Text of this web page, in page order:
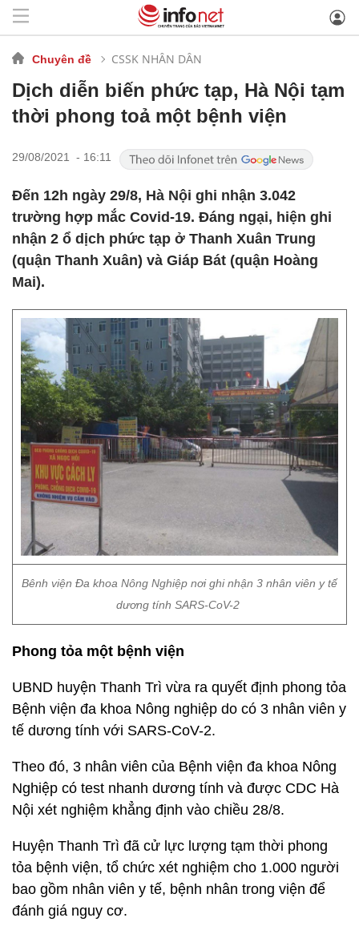
Chuyên đề CSSK NHÂN DÂN
Dịch diễn biến phức tạp, Hà Nội tạm
thời phong toả một bệnh viện
29/08/2021 - 16:11
Đến 12h ngày 29/8, Hà Nội ghi nhận 3.042
trường hợp mắc Covid-19. Đáng ngại, hiện ghi
nhận 2 ổ dịch phức tạp ở Thanh Xuân Trung
(quận Thanh Xuân) và Giáp Bát (quận Hoàng
Mai).
Bênh viện Đa khoa Nông Nghiệp nơi ghi nhận 3 nhân viên y tế
dương tính SARS-CoV-2
Phong tỏa một bệnh viện
UBND huyện Thanh Trì vừa ra quyết định phong tỏa
Bệnh viện đa khoa Nông nghiệp do có 3 nhân viên y
tế dương tính với SARS-CoV-2.
Theo đó, 3 nhân viên của Bệnh viện đa khoa Nông
Nghiệp có test nhanh dương tính và được CDC Hà
Nội xét nghiệm khẳng định vào chiều 28/8.
Huyện Thanh Trì đã cử lực lượng tạm thời phong
tỏa bệnh viện, tổ chức xét nghiệm cho 1.000 người
bao gồm nhân viên y tế, bệnh nhân trong viện để
đánh giá nguy cơ.